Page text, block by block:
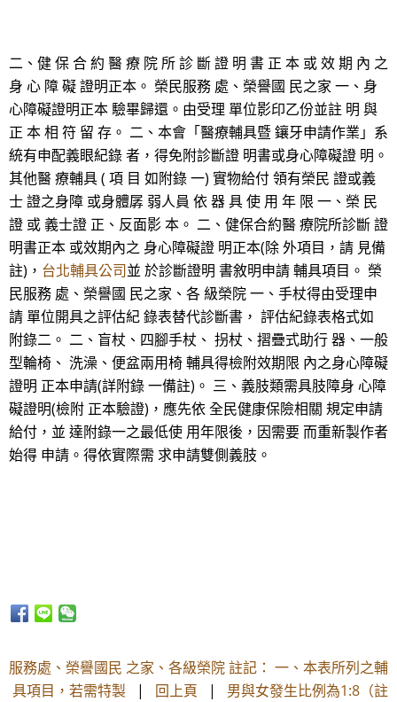
二、健 保 合 約 醫 療 院 所 診 斷 證 明 書 正 本 或 效 期 內 之
身 心 障 礙 證明正本。 榮民服務 處、榮譽國 民之家 一、身
心障礙證明正本 驗畢歸還。由受理 單位影印乙份並註 明 與
正 本 相 符 留 存。 二、本會「醫療輔具暨 鑲牙申請作業」系
統有申配義眼紀錄 者，得免附診斷證 明書或身心障礙證 明。
其他醫 療輔具 ( 項 目 如附錄 一) 實物給付 領有榮民 證或義
士 證之身障 或身體孱 弱人員 依 器 具 使 用 年 限 一、榮 民
證 或 義士證 正、反面影 本。 二、健保合約醫 療院所診斷 證
明書正本 或效期內之 身心障礙證 明正本(除 外項目，請 見備
註)， 台北輔具公司並 於診斷證明 書敘明申請 輔具項目。 榮
民服務 處、榮譽國 民之家、各 級榮院 一、手杖得由受理申
請 單位開具之評估紀 錄表替代診斷書， 評估紀錄表格式如
附錄二。 二、盲杖、四腳手杖、 拐杖、摺疊式助行 器、一般
型輪椅、 洗澡、便盆兩用椅 輔具得檢附效期限 內之身心障礙
證明 正本申請(詳附錄 一備註)。 三、義肢類需具肢障身 心障
礙證明(檢附 正本驗證)，應先依 全民健康保險相關 規定申請
給付，並 達附錄一之最低使 用年限後，因需要 而重新製作者
始得 申請。得依實際需 求申請雙側義肢。
服務處、榮譽國民 之家、各級榮院 註記： 一、本表所列之輔
具項目，若需特製 | 回上頁 | 男與女發生比例為1:8（註